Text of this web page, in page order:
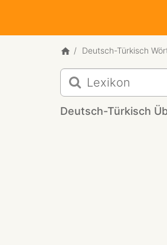
Deutsch-Türkisch
Deutsch-
Türkisch
Übersetzung
für
Deutsch-Türkisch